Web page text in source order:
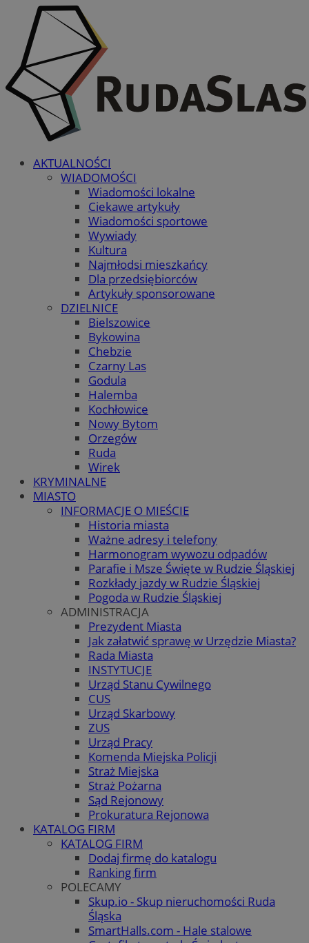
AKTUALNOŚCI
WIADOMOŚCI
Wiadomości lokalne
Ciekawe artykuły
Wiadomości sportowe
Wywiady
Kultura
Najmłodsi mieszkańcy
Dla przedsiębiorców
Artykuły sponsorowane
DZIELNICE
Bielszowice
Bykowina
Chebzie
Czarny Las
Godula
Halemba
Kochłowice
Nowy Bytom
Orzegów
Ruda
Wirek
KRYMINALNE
MIASTO
INFORMACJE O MIEŚCIE
Historia miasta
Ważne adresy i telefony
Harmonogram wywozu odpadów
Parafie i Msze Święte w Rudzie Śląskiej
Rozkłady jazdy w Rudzie Śląskiej
Pogoda w Rudzie Śląskiej
ADMINISTRACJA
Prezydent Miasta
Jak załatwić sprawę w Urzędzie Miasta?
Rada Miasta
INSTYTUCJE
Urząd Stanu Cywilnego
CUS
Urząd Skarbowy
ZUS
Urząd Pracy
Komenda Miejska Policji
Straż Miejska
Straż Pożarna
Sąd Rejonowy
Prokuratura Rejonowa
KATALOG FIRM
KATALOG FIRM
Dodaj firmę do katalogu
Ranking firm
POLECAMY
Skup.io - Skup nieruchomości Ruda
Śląska
SmartHalls.com - Hale stalowe